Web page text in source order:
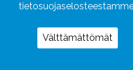
Välttämättömät